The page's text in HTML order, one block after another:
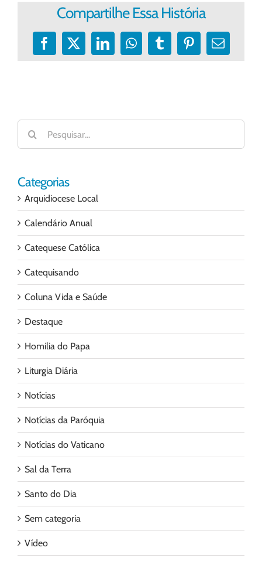
Compartilhe Essa História
Facebook
X LinkedInWhatsApp
TumblrPinterest
E-
Buscar
resultados
para:
Categorias
Arquidiocese Local
Calendário Anual
Catequese Católica
Catequisando
Coluna Vida e Saúde
Destaque
Homilia do Papa
Liturgia Diária
Notícias
Notícias da Paróquia
Notícias do Vaticano
Sal da Terra
Santo do Dia
Sem categoria
Vídeo